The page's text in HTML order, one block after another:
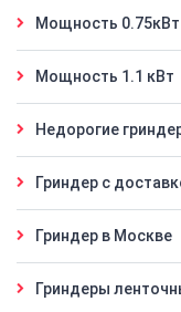
Мощность 0.75кВт
Мощность 1.1 кВт
Недорогие
Гриндер с
Гриндер в Москве
Гриндеры